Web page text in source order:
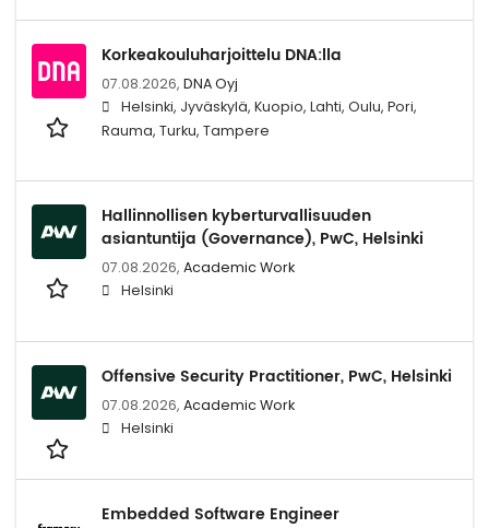
Korkeakouluharjoittelu DNA:lla
07.08.2026, DNA Oyj
Helsinki, Jyväskylä, Kuopio, Lahti, Oulu, Pori,
Rauma, Turku, Tampere
Hallinnollisen kyberturvallisuuden
asiantuntija (Governance), PwC, Helsinki
07.08.2026, Academic Work
Helsinki
Offensive Security Practitioner, PwC, Helsinki
07.08.2026, Academic Work
Helsinki
Embedded Software Engineer